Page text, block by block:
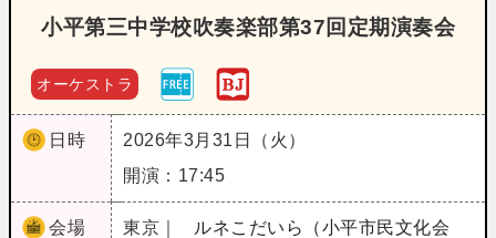
小平第三中学校吹奏楽部第37回定期演奏会
オーケストラ
日時
2026年3月31日（火）
開演：17:45
会場 東京｜
ルネこだいら（小平市民文化会